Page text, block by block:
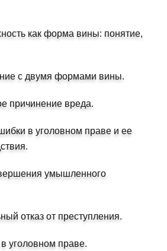
как форма вины: понятие,
с двумя формами вины.
причинение вреда.
в уголовном праве и ее
умышленного
отказ от преступления.
уголовном праве.